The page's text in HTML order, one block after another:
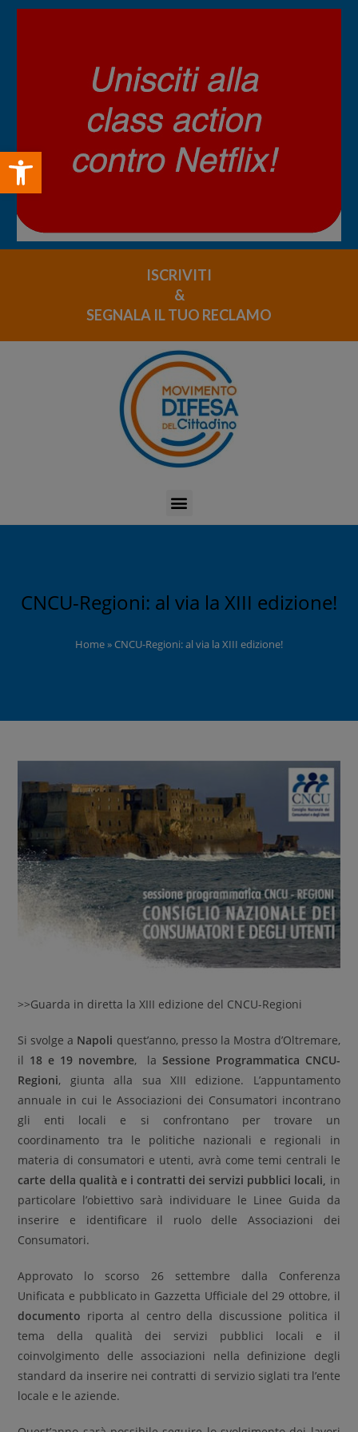
Open toolbar
ISCRIVITI
&
SEGNALA IL TUO RECLAMO
CNCU-Regioni: al via la XIII edizione!
Home» CNCU-Regioni: al via la XIII edizione!
>>Guarda in diretta la XIII edizione del CNCU-Regioni
Si svolge a Napoli quest’anno, presso la Mostra d’Oltremare,
il 18 e 19 novembre, laSessione Programmatica CNCU-
Regioni, giunta alla sua XIII edizione. L’appuntamento
annuale in cui le Associazioni dei Consumatori incontrano
gli enti locali e si confrontano per trovare un
coordinamento tra le politiche nazionali e regionali in
materia di consumatori e utenti, avrà come temi centrali le
carte della qualità e i contratti dei servizi pubblici locali, in
particolare l’obiettivo sarà individuare le Linee Guida da
inserire e identificare il ruolo delle Associazioni dei
Consumatori.
Approvato lo scorso 26 settembre dalla Conferenza
Unificata e pubblicato in Gazzetta Ufficiale del 29 ottobre, il
documento riporta al centro della discussione politica il
tema della qualità dei servizi pubblici locali e il
coinvolgimento delle associazioni nella definizione degli
standard da inserire nei contratti di servizio siglati tra l’ente
locale e le aziende.